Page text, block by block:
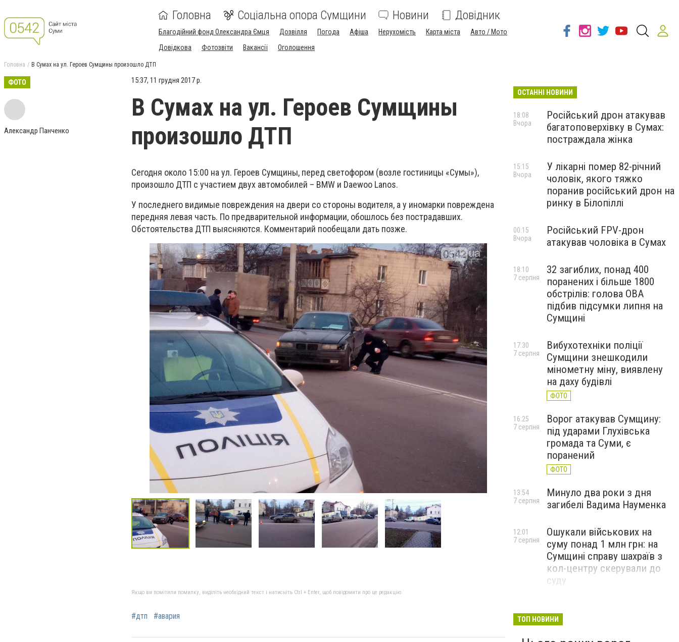
Головна Соціальна опора Сумщини Новини Довідник
Благодійний фонд Олександра Ємця Дозвілля Погода Афіша Нерухомість Карта міста
Авто / Мото
Довідкова
Фотозвіти Вакансії Оголошення
Головна В Сумах на ул. Героев Сумщины произошло ДТП
ФОТО
Александр Панченко
15:37, 11 грудня 2017 р.
В Сумах на ул. Героев Сумщины
произошло ДТП
Сегодня около 15:00 на ул. Героев Сумщины, перед светофором (возле гостиницы «Сумы»),
произошло ДТП с участием двух автомобилей – BMW и Daewoo Lanos.
У последнего видимые повреждения на двери со стороны водителя, а у иномарки повреждена
передняя левая часть. По предварительной информации, обошлось без пострадавших.
Обстоятельства ДТП выясняются. Комментарий пообещали дать позже.
Якщо ви помітили помилку, виділіть необхідний текст і натисніть Ctrl + Enter, щоб повідомити про це редакцію
#дтп #авария
ОСТАННІ НОВИНИ
Російський дрон атакував
багатоповерхівку в Сумах:
постраждала жінка
18:08
Вчора
У лікарні помер 82-річний
чоловік, якого тяжко
поранив російський дрон на
ринку в Білопіллі
15:15
Вчора
Російський FPV-дрон
атакував чоловіка в Сумах
00:15
Вчора
32 загиблих, понад 400
поранених і більше 1800
обстрілів: голова ОВА
підбив підсумки липня на
Сумщині
18:10
7 серпня
Вибухотехніки поліції
Сумщини знешкодили
мінометну міну, виявлену
на даху будівлі
ФОТО
17:30
7 серпня
Ворог атакував Сумщину:
під ударами Глухівська
громада та Суми, є
поранений
ФОТО
16:25
7 серпня
Минуло два роки з дня
загибелі Вадима Науменка
13:54
7 серпня
Ошукали військових на
суму понад 1 млн грн: на
Сумщині справу шахраїв з
кол-центру скерували до
суду
12:01
7 серпня
ТОП НОВИНИ